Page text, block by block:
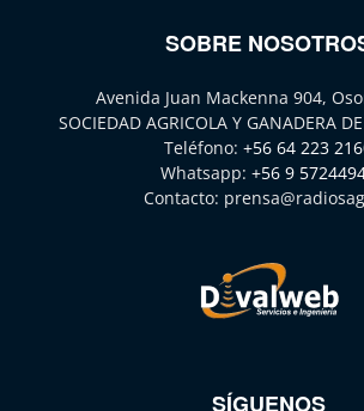
SOBRE
Avenida Juan Mackenna 904,
SOCIEDAD AGRICOLA Y GANADERA
Teléfono: +56 64 223
Whatsapp: +56 9
Contacto:
SÍGUENOS